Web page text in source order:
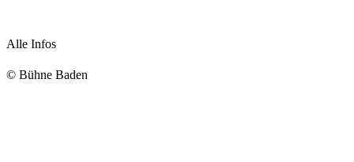
Alle Infos
© Bühne Baden